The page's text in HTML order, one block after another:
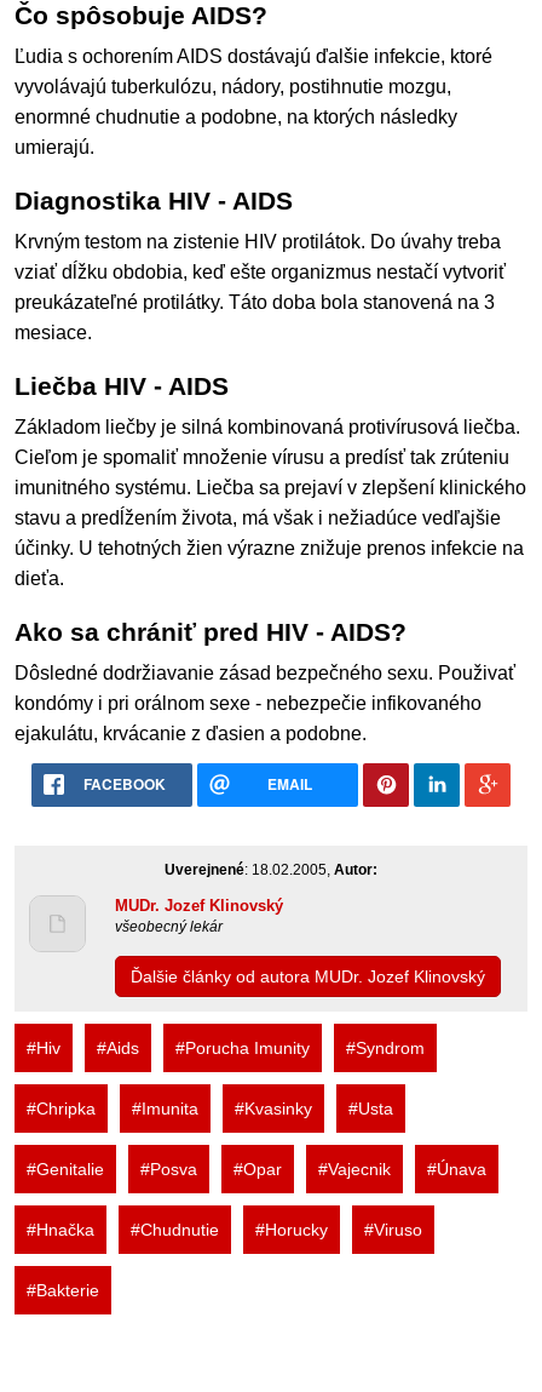
Čo spôsobuje AIDS?
Ľudia s ochorením AIDS dostávajú ďalšie infekcie, ktoré
vyvolávajú tuberkulózu, nádory, postihnutie mozgu,
enormné chudnutie a podobne, na ktorých následky
umierajú.
Diagnostika HIV - AIDS
Krvným testom na zistenie HIV protilátok. Do úvahy treba
vziať dĺžku obdobia, keď ešte organizmus nestačí vytvoriť
preukázateľné protilátky. Táto doba bola stanovená na 3
mesiace.
Liečba HIV - AIDS
Základom liečby je silná kombinovaná protivírusová liečba.
Cieľom je spomaliť množenie vírusu a predísť tak zrúteniu
imunitného systému. Liečba sa prejaví v zlepšení klinického
stavu a predĺžením života, má však i nežiadúce vedľajšie
účinky. U tehotných žien výrazne znižuje prenos infekcie na
dieťa.
Ako sa chrániť pred HIV - AIDS?
Dôsledné dodržiavanie zásad bezpečného sexu. Použivať
kondómy i pri orálnom sexe - nebezpečie infikovaného
ejakulátu, krvácanie z ďasien a podobne.
FACEBOOK EMAIL
Uverejnené: 18.02.2005, Autor:
MUDr. Jozef Klinovský
všeobecný lekár
Ďalšie články od autora MUDr. Jozef Klinovský
#Hiv #Aids #Porucha Imunity #Syndrom
#Chripka #Imunita #Kvasinky #Usta
#Genitalie #Posva #Opar #Vajecnik #Únava
#Hnačka #Chudnutie #Horucky #Viruso
#Bakterie